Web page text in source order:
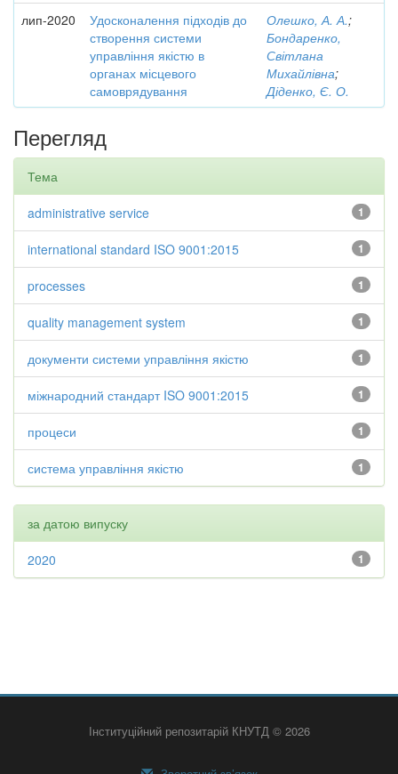
лип-2020
Удосконалення підходів до
створення системи
управління якістю в
органах місцевого
самоврядування
Олешко, А. А.;
Бондаренко,
Світлана
Михайлівна;
Діденко, Є. О.
Перегляд
Тема
1
administrative service
1
international standard ISO 9001:2015
1
processes
1
quality management system
1
документи системи управління якістю
1
міжнародний стандарт ISO 9001:2015
1
процеси
1
система управління якістю
за датою випуску
1
2020
Інституційний репозитарій КНУТД © 2026